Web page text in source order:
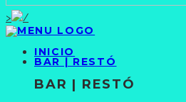
>
INICIO
BAR | RESTÓ
BAR | RESTÓ